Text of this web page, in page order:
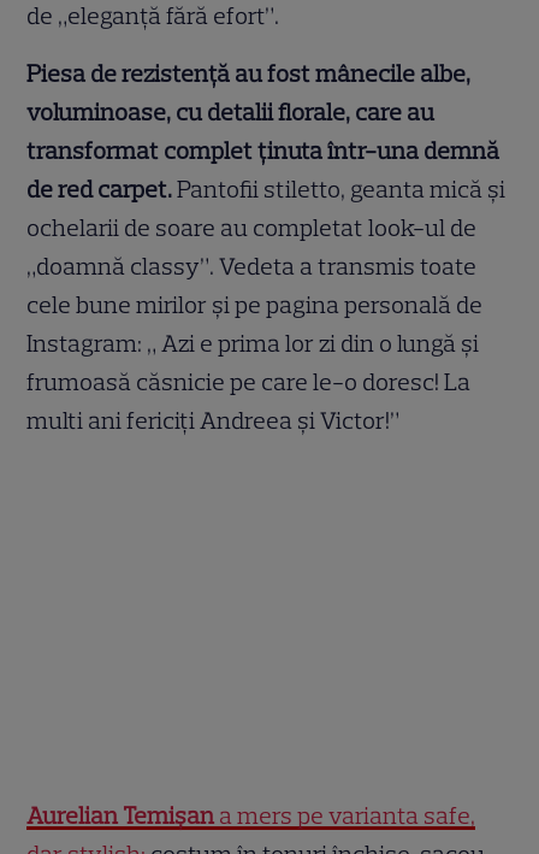
de „eleganță fără efort”.
Piesa de rezistență au fost mânecile albe,
voluminoase, cu detalii florale, care au
transformat complet ținuta într-una demnă
de red carpet.Pantofii stiletto, geanta mică și
ochelarii de soare au completat look-ul de
„doamnă classy”. Vedeta a transmis toate
cele bune mirilor și pe pagina personală de
Instagram: „ Azi e prima lor zi din o lungă și
frumoasă căsnicie pe care le-o doresc! La
multi ani fericiți Andreea și Victor!”
Aurelian Temișan a mers pe varianta safe,